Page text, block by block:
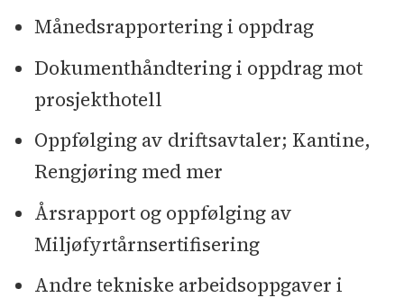
Månedsrapportering i oppdrag
Dokumenthåndtering i oppdrag mot
prosjekthotell
Oppfølging av driftsavtaler; Kantine,
Rengjøring med mer
Årsrapport og oppfølging av
Miljøfyrtårnsertifisering
Andre tekniske arbeidsoppgaver i